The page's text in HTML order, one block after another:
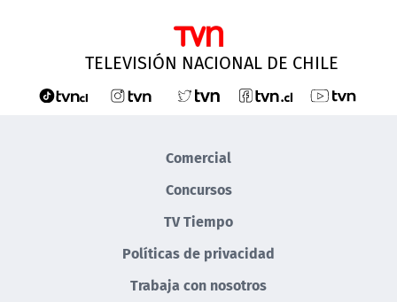
TELEVISIÓN NACIONAL DE CHILE
Comercial
Concursos
TV Tiempo
Políticas de privacidad
Trabaja con nosotros